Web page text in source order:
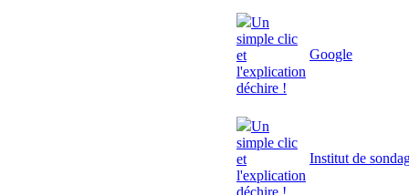
Un
simple clic
et
l'explication
déchire !
Google
Un
simple clic
et
l'explication
déchire !
Institut de